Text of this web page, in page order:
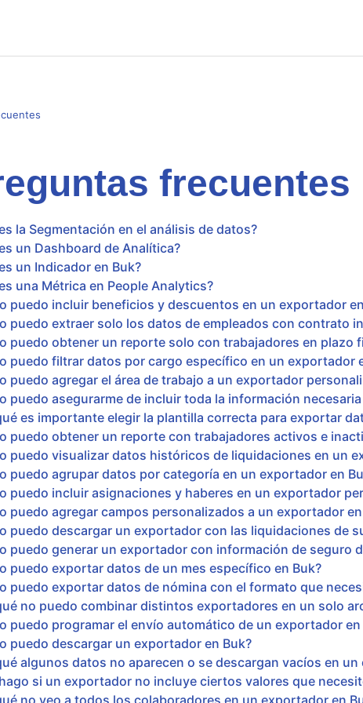
frecuentes
la Segmentación en el análisis de datos?
un Dashboard de Analítica?
un Indicador en Buk?
una Métrica en People Analytics?
puedo incluir beneficios y descuentos en un exportador
puedo extraer solo los datos de empleados con contrato
puedo obtener un reporte solo con trabajadores en plazo
puedo filtrar datos por cargo específico en un exportador
puedo agregar el área de trabajo a un exportador
puedo asegurarme de incluir toda la información
es importante elegir la plantilla correcta para exportar
puedo obtener un reporte con trabajadores activos e
puedo visualizar datos históricos de liquidaciones en un
puedo agrupar datos por categoría en un exportador en
puedo incluir asignaciones y haberes en un exportador
puedo agregar campos personalizados a un exportador
puedo descargar un exportador con las liquidaciones de
puedo generar un exportador con información de seguro
puedo exportar datos de un mes específico en Buk?
puedo exportar datos de nómina con el formato que
no puedo combinar distintos exportadores en un solo
puedo programar el envío automático de un exportador en
puedo descargar un exportador en Buk?
algunos datos no aparecen o se descargan vacíos en
si un exportador no incluye ciertos valores que
no veo a todos los colaboradores en un exportador en